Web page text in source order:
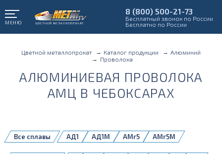
МЕНЮ
8 (800) 500-21-73
Бесплатный звонок по России
Бесплатно по России
Цветной металлопрокат Каталог продукции
Алюминий
Проволока
АЛЮМИНИЕВАЯ ПРОВОЛОКА
АМЦ В ЧЕБОКСАРАХ
АД1 АД1М АМг5
АМг5М
Все сплавы